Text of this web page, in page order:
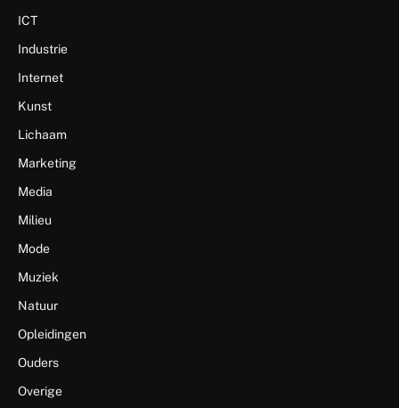
ICT
Industrie
Internet
Kunst
Lichaam
Marketing
Media
Milieu
Mode
Muziek
Natuur
Opleidingen
Ouders
Overige